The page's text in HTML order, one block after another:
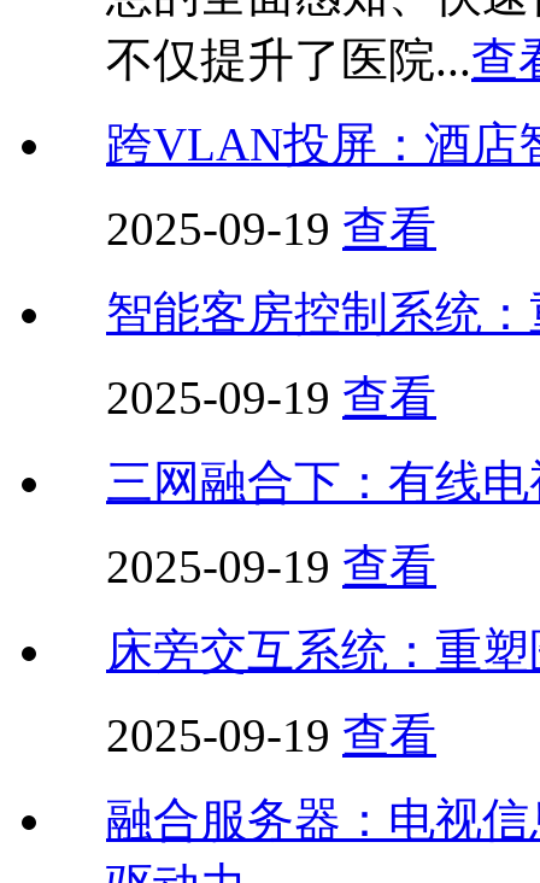
不仅提升了医院...查
跨VLAN投屏：酒店
2025-09-19 查看
智能客房控制系统
2025-09-19 查看
三网融合下：有线
2025-09-19 查看
床旁交互系统：重
2025-09-19 查看
融合服务器：电视